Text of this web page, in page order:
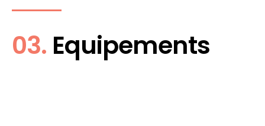
03. Equipements